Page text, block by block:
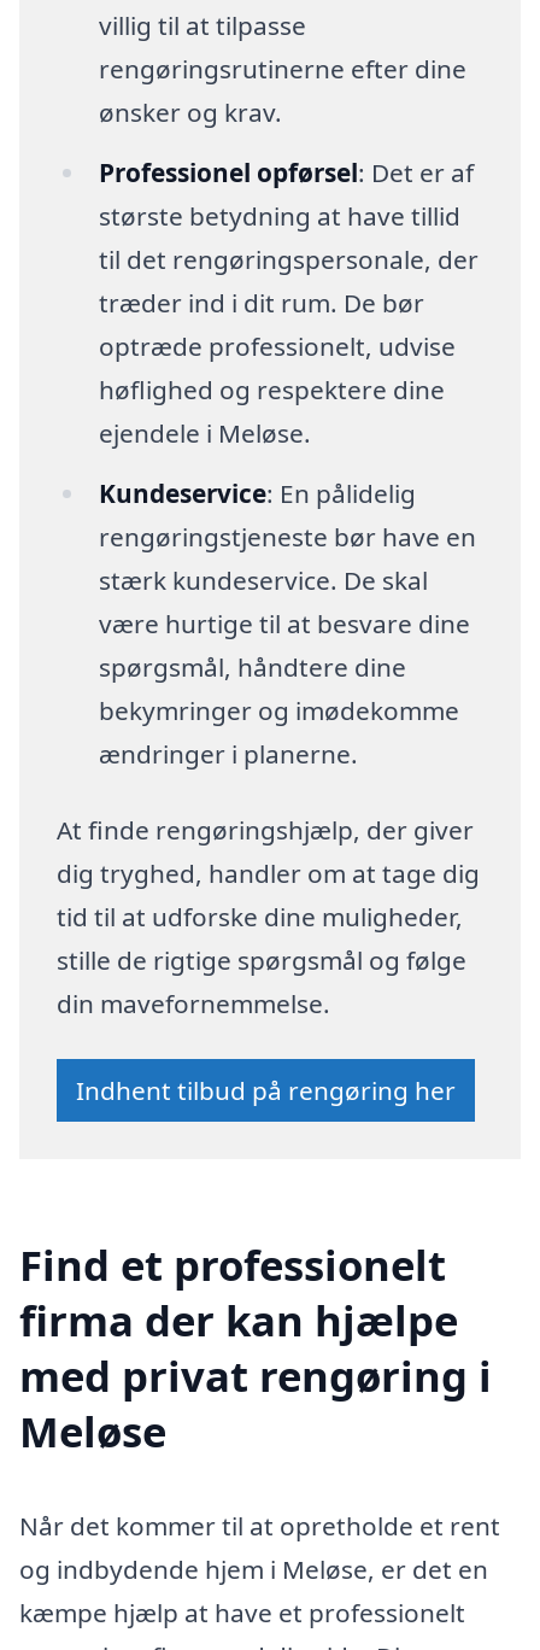
villig til at tilpasse
rengøringsrutinerne efter dine
ønsker og krav.
Professionel opførsel: Det er af
største betydning at have tillid
til det rengøringspersonale, der
træder ind i dit rum. De bør
optræde professionelt, udvise
høflighed og respektere dine
ejendele i Meløse.
Kundeservice: En pålidelig
rengøringstjeneste bør have en
stærk kundeservice. De skal
være hurtige til at besvare dine
spørgsmål, håndtere dine
bekymringer og imødekomme
ændringer i planerne.
At finde rengøringshjælp, der giver
dig tryghed, handler om at tage dig
tid til at udforske dine muligheder,
stille de rigtige spørgsmål og følge
din mavefornemmelse.
Indhent tilbud på rengøring her
Find et professionelt
firma der kan hjælpe
med privat rengøring i
Meløse
Når det kommer til at opretholde et rent
og indbydende hjem i Meløse, er det en
kæmpe hjælp at have et professionelt